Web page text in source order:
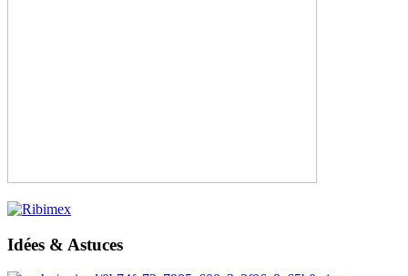
Idées & Astuces